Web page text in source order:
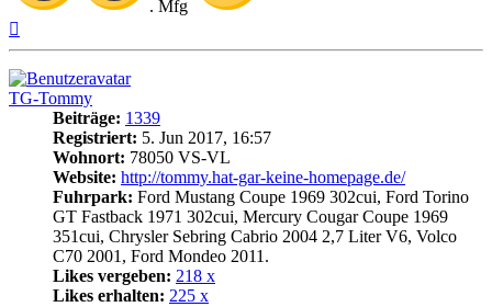
. Mfg
TG-Tommy
Beiträge: 1339
Registriert: 5. Jun 2017, 16:57
Wohnort: 78050 VS-VL
Website: http://tommy.hat-gar-keine-homepage.de/
Fuhrpark: Ford Mustang Coupe 1969 302cui, Ford Torino
GT Fastback 1971 302cui, Mercury Cougar Coupe 1969
351cui, Chrysler Sebring Cabrio 2004 2,7 Liter V6, Volco
C70 2001, Ford Mondeo 2011.
Likes vergeben: 218 x
Likes erhalten: 225 x